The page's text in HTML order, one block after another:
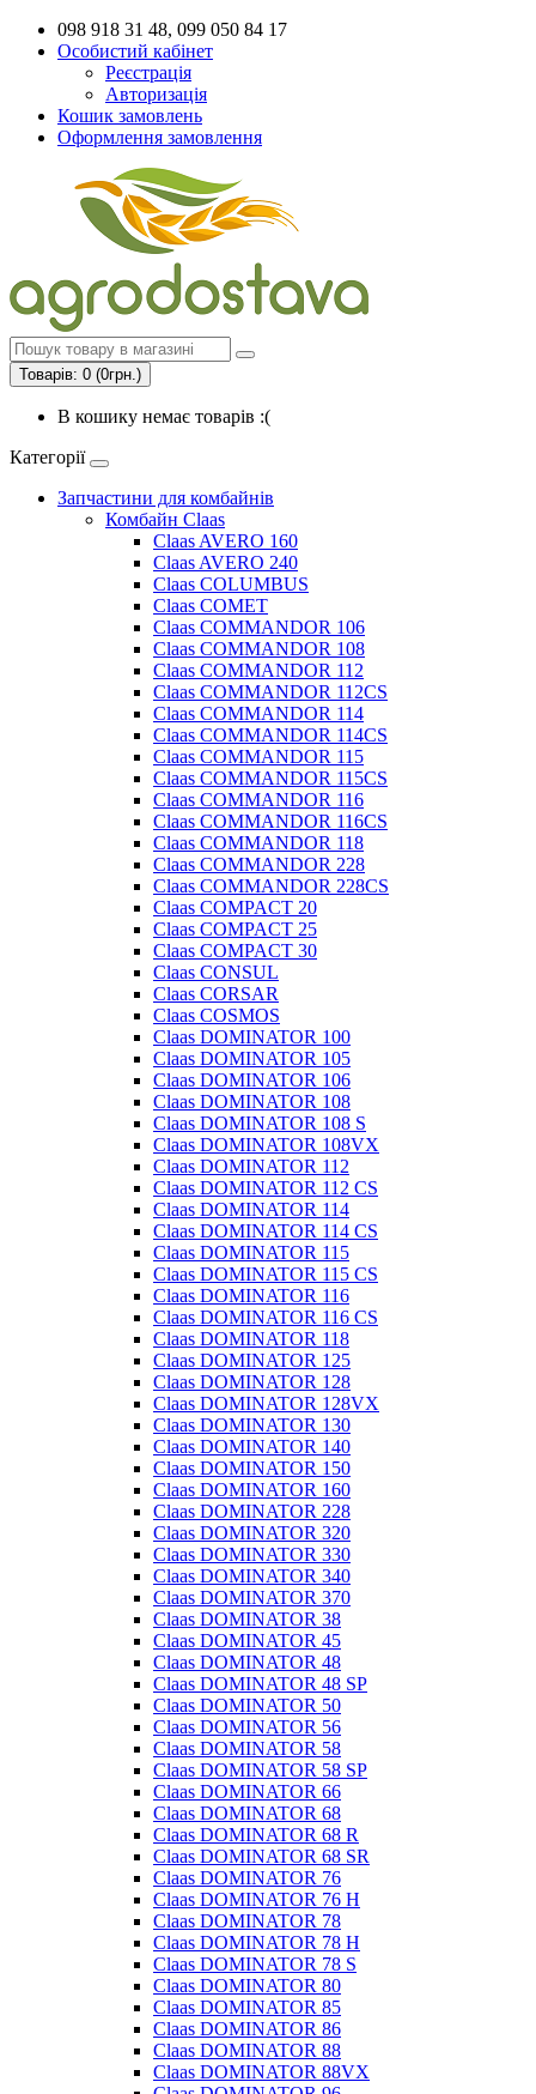
098 918 31 48, 099 050 84 17
Особистий кабінет
Реєстрація
Авторизація
Кошик замовлень
Оформлення замовлення
Товарів: 0 (0грн.)
В кошику немає товарів :(
Категорії
Запчастини для комбайнів
Комбайн Claas
Claas AVERO 160
Claas AVERO 240
Claas COLUMBUS
Claas COMET
Claas COMMANDOR 106
Claas COMMANDOR 108
Claas COMMANDOR 112
Claas COMMANDOR 112CS
Claas COMMANDOR 114
Claas COMMANDOR 114CS
Claas COMMANDOR 115
Claas COMMANDOR 115CS
Claas COMMANDOR 116
Claas COMMANDOR 116CS
Claas COMMANDOR 118
Claas COMMANDOR 228
Claas COMMANDOR 228CS
Claas COMPACT 20
Claas COMPACT 25
Claas COMPACT 30
Claas CONSUL
Claas CORSAR
Claas COSMOS
Claas DOMINATOR 100
Claas DOMINATOR 105
Claas DOMINATOR 106
Claas DOMINATOR 108
Claas DOMINATOR 108 S
Claas DOMINATOR 108VX
Claas DOMINATOR 112
Claas DOMINATOR 112 CS
Claas DOMINATOR 114
Claas DOMINATOR 114 CS
Claas DOMINATOR 115
Claas DOMINATOR 115 CS
Claas DOMINATOR 116
Claas DOMINATOR 116 CS
Claas DOMINATOR 118
Claas DOMINATOR 125
Claas DOMINATOR 128
Claas DOMINATOR 128VX
Claas DOMINATOR 130
Claas DOMINATOR 140
Claas DOMINATOR 150
Claas DOMINATOR 160
Claas DOMINATOR 228
Claas DOMINATOR 320
Claas DOMINATOR 330
Claas DOMINATOR 340
Claas DOMINATOR 370
Claas DOMINATOR 38
Claas DOMINATOR 45
Claas DOMINATOR 48
Claas DOMINATOR 48 SP
Claas DOMINATOR 50
Claas DOMINATOR 56
Claas DOMINATOR 58
Claas DOMINATOR 58 SP
Claas DOMINATOR 66
Claas DOMINATOR 68
Claas DOMINATOR 68 R
Claas DOMINATOR 68 SR
Claas DOMINATOR 76
Claas DOMINATOR 76 H
Claas DOMINATOR 78
Claas DOMINATOR 78 H
Claas DOMINATOR 78 S
Claas DOMINATOR 80
Claas DOMINATOR 85
Claas DOMINATOR 86
Claas DOMINATOR 88
Claas DOMINATOR 88VX